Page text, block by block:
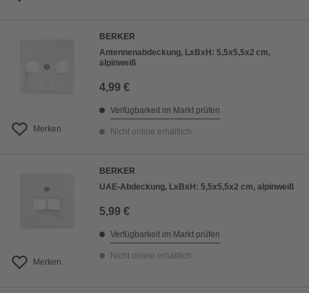
Merken
BERKER
Antennenabdeckung, LxBxH: 5,5x5,5x2 cm,
alpinweiß
4,99 €
Verfügbarkeit im Markt prüfen
Nicht online erhältlich
Merken
BERKER
UAE-Abdeckung, LxBxH: 5,5x5,5x2 cm, alpinweiß
5,99 €
Verfügbarkeit im Markt prüfen
Nicht online erhältlich